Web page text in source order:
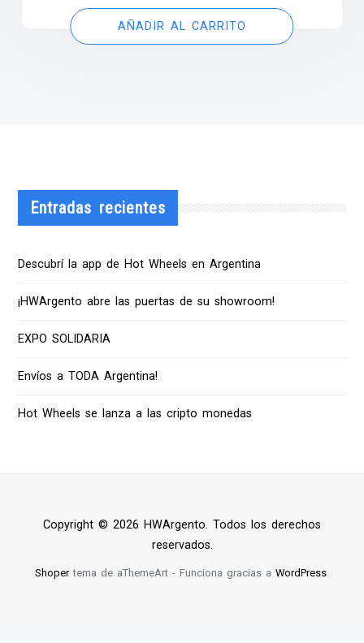
AÑADIR AL CARRITO
Entradas recientes
Descubrí la app de Hot Wheels en Argentina
¡HWArgento abre las puertas de su showroom!
EXPO SOLIDARIA
Envíos a TODA Argentina!
Hot Wheels se lanza a las cripto monedas
Copyright © 2026 HWArgento. Todos los derechos
reservados.
Shopertema de aThemeArt - Funciona gracias a WordPress